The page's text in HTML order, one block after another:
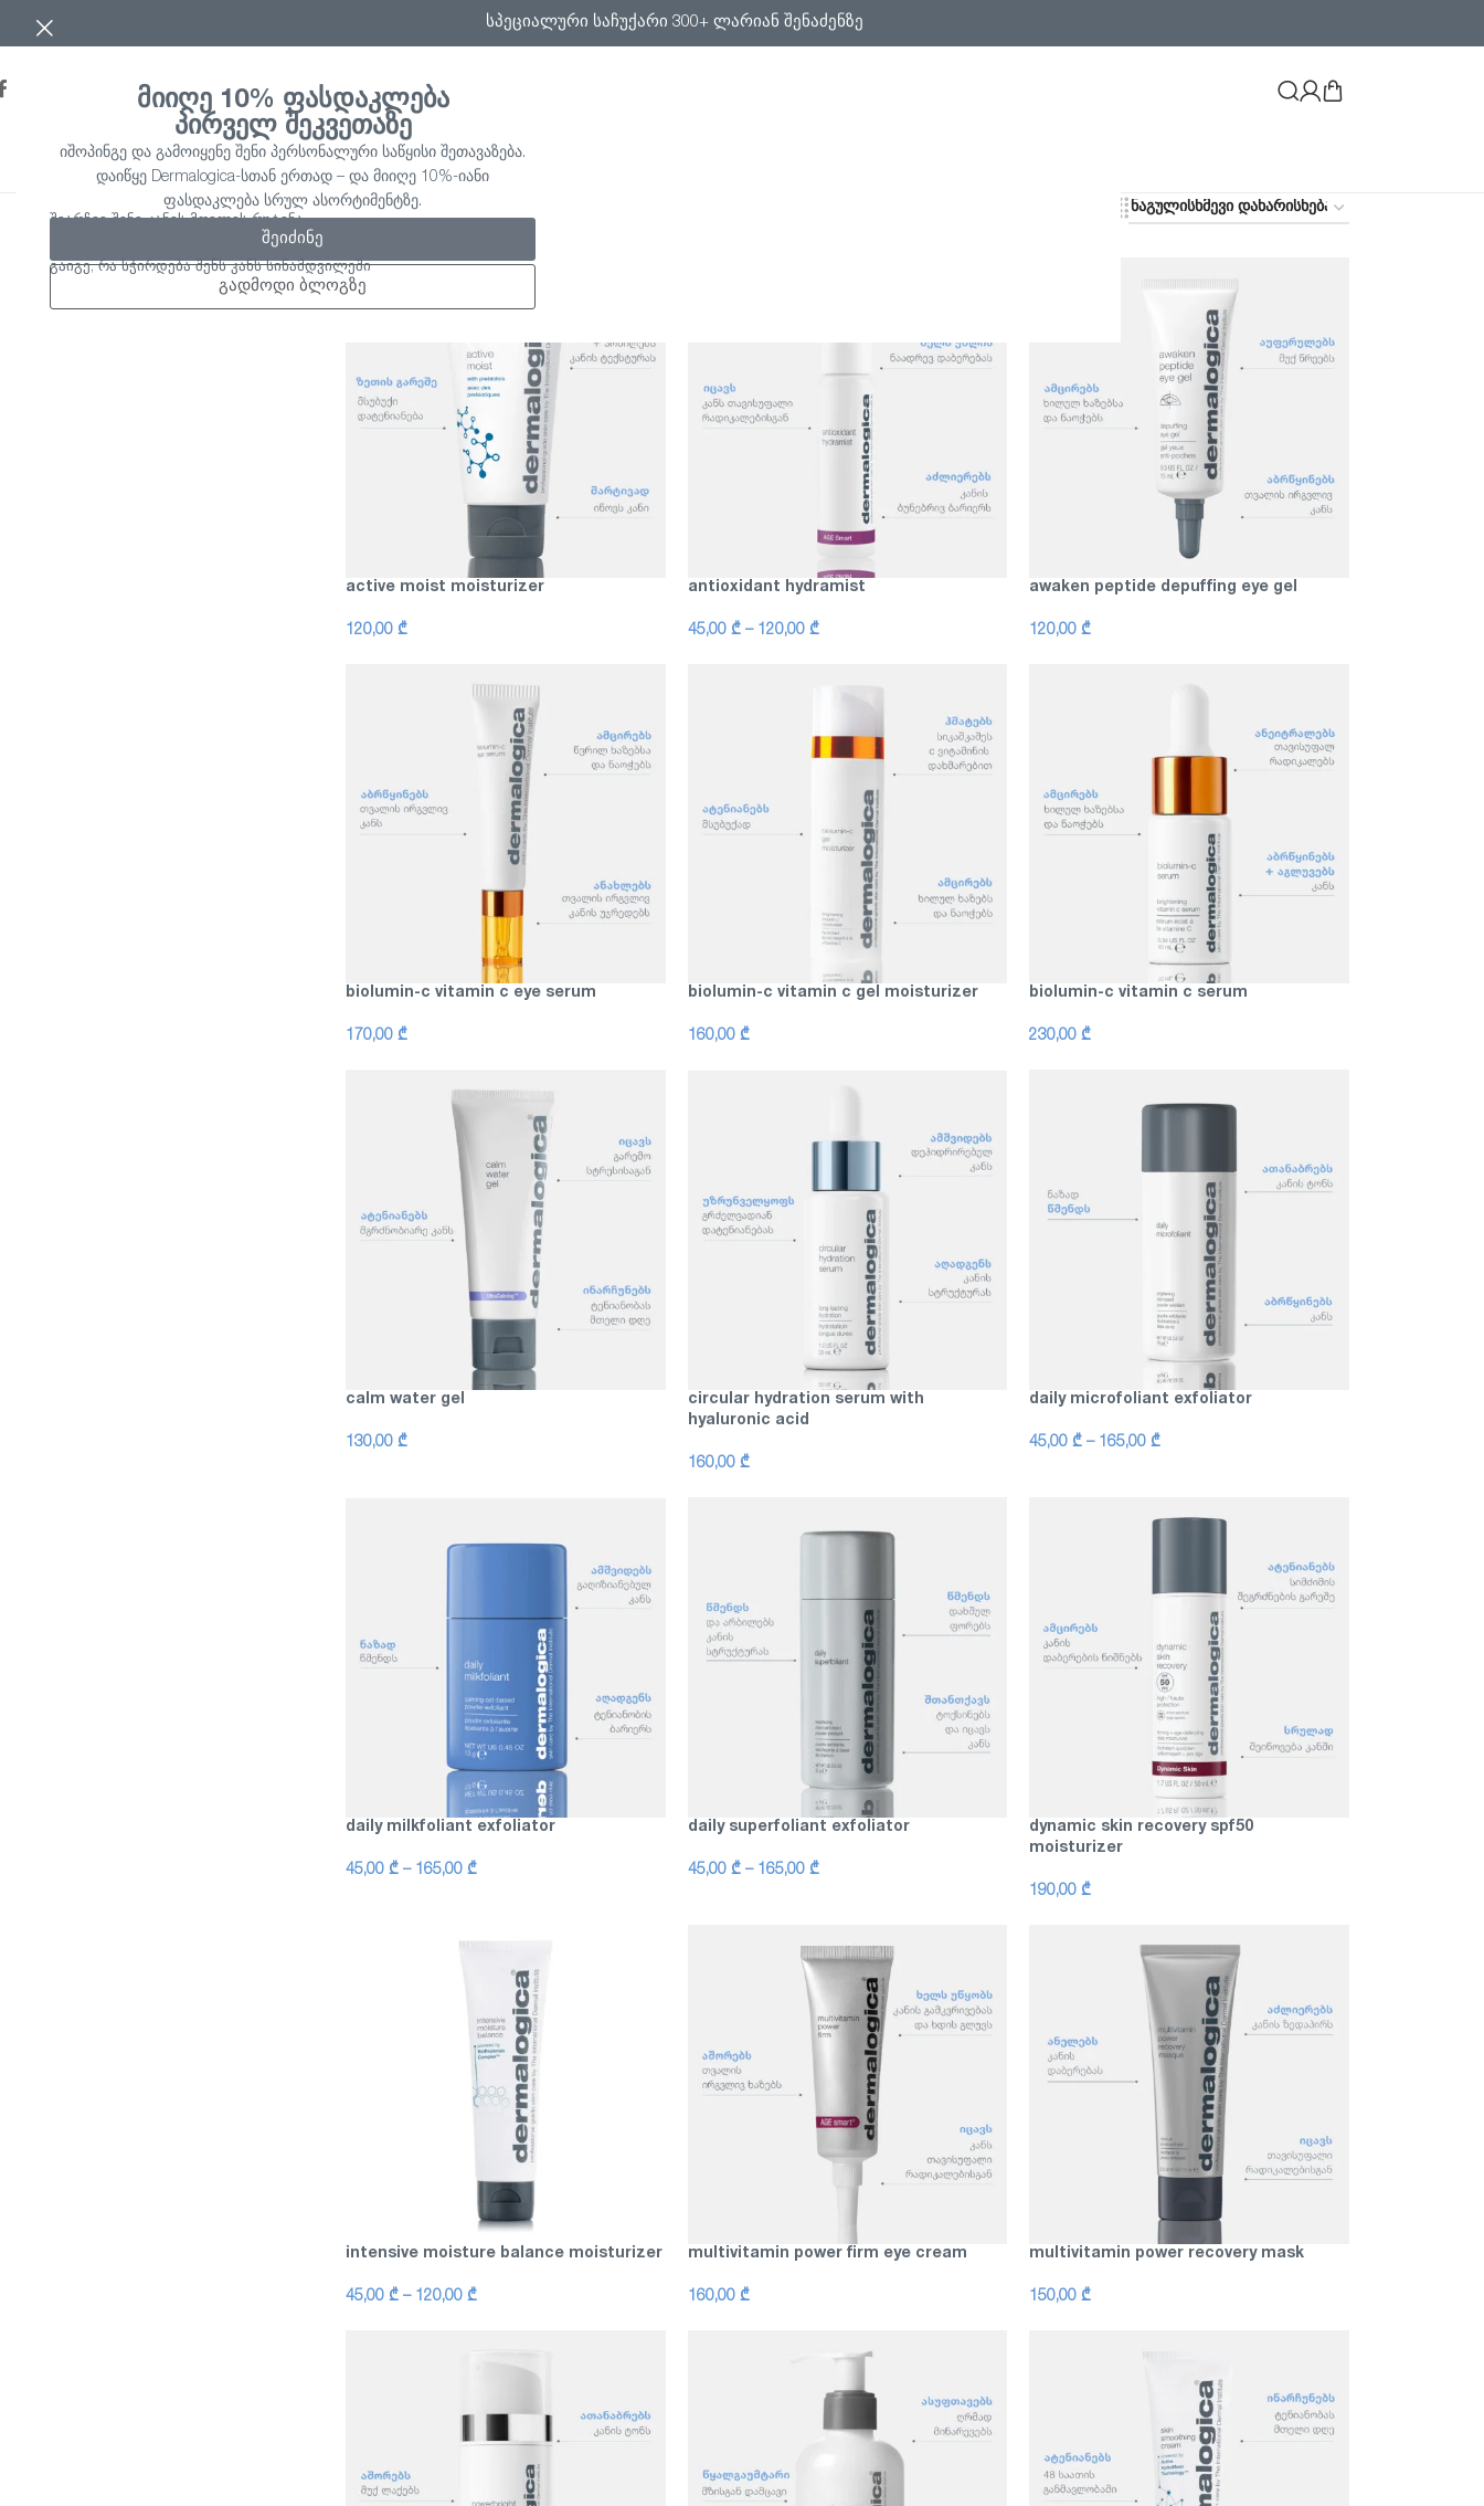
მიიღე 10% ფასდაკლება
პირველ შეკვეთაზე
იშოპინგე და გამოიყენე შენი პერსონალური საწყისი შეთავაზება.
დაიწყე Dermalogica-სთან ერთად – და მიიღე 10%-იანი
ფასდაკლება სრულ ასორტიმენტზე.
შეარჩიე შენი კანის მოვლის რუტინა
შეიძინე
გაიგე, რა სჭირდება შენს კანს სინამდვილეში
გადმოდი ბლოგზე
სპეციალური საჩუქარი 300+ ლარიან შენაძენზე
ᲞᲠᲝᲓᲣᲥᲢᲔᲑᲘ PRO ᲡᲔᲠᲕᲘᲡᲔᲑᲘ
მთავარი/პოპულარული
active moist moisturizer
120,00 ₾
antioxidant hydramist
45,00 ₾ – 120,00 ₾
awaken peptide depuffing eye gel
120,00₾
biolumin-c vitamin c eye serum
170,00 ₾
biolumin-c vitamin c gel moisturizer
160,00 ₾
biolumin-c vitamin c serum
230,00₾
calm water gel
130,00 ₾
circular hydration serum with
hyaluronic acid
160,00 ₾
daily microfoliant exfoliator
45,00₾ – 165,00₾
daily milkfoliant exfoliator
45,00 ₾ – 165,00 ₾
daily superfoliant exfoliator
45,00 ₾ – 165,00 ₾
dynamic skin recovery spf50
moisturizer
190,00₾
intensive moisture balance moisturizer
45,00 ₾ – 120,00 ₾
multivitamin power firm eye cream
160,00 ₾
multivitamin power recovery mask
150,00₾